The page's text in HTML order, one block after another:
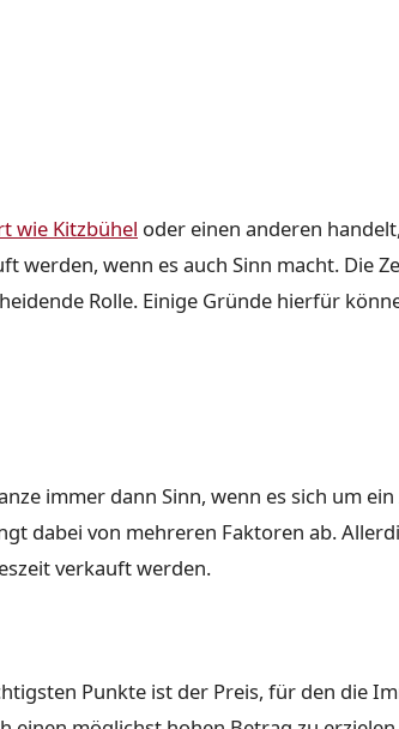
wie Kitzbühel oder einen anderen
werden, wenn es auch Sinn macht. Die
Rolle. Einige Gründe hierfür
immer dann Sinn, wenn es sich um
dabei von mehreren Faktoren ab.
verkauft werden.
Punkte ist der Preis, für den die